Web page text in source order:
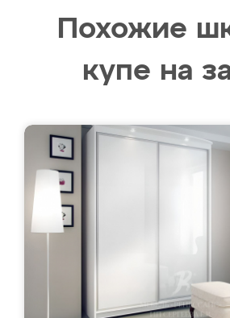
Похожие
купе на